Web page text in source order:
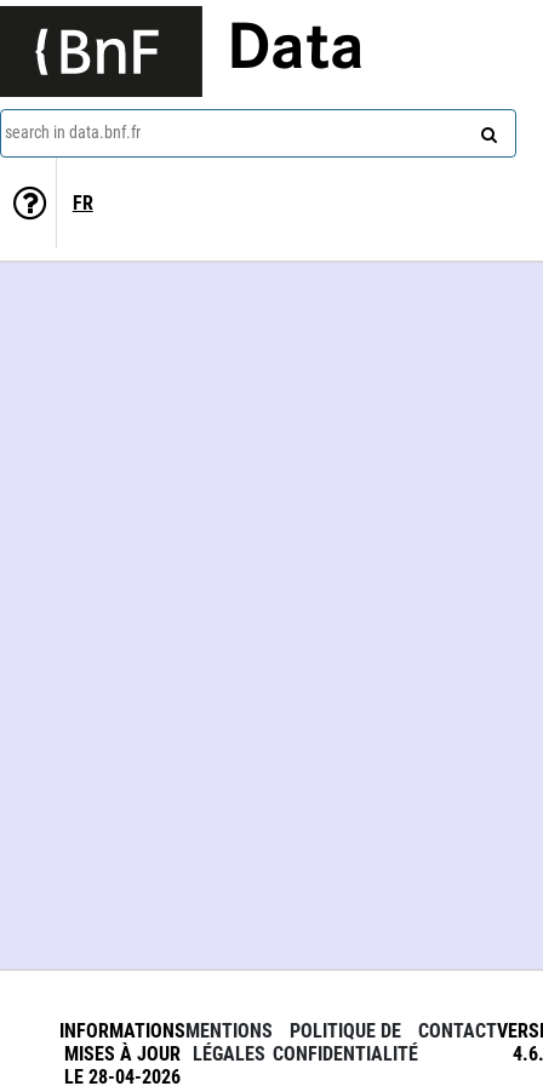
Data
search in data.bnf.fr
FR
INFORMATIONS
MISES À JOUR
LE 28-04-2026
MENTIONS
LÉGALES
POLITIQUE DE
CONFIDENTIALITÉ
CONTACT